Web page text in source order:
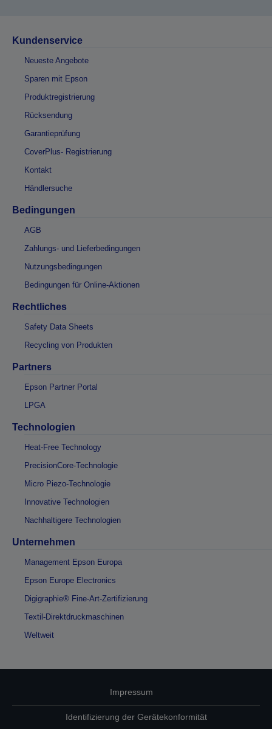
Kundenservice
Neueste Angebote
Sparen mit Epson
Produktregistrierung
Rücksendung
Garantieprüfung
CoverPlus- Registrierung
Kontakt
Händlersuche
Bedingungen
AGB
Zahlungs- und Lieferbedingungen
Nutzungsbedingungen
Bedingungen für Online-Aktionen
Rechtliches
Safety Data Sheets
Recycling von Produkten
Partners
Epson Partner Portal
LPGA
Technologien
Heat-Free Technology
PrecisionCore-Technologie
Micro Piezo-Technologie
Innovative Technologien
Nachhaltigere Technologien
Unternehmen
Management Epson Europa
Epson Europe Electronics
Digigraphie® Fine-Art-Zertifizierung
Textil-Direktdruckmaschinen
Weltweit
Impressum
Identifizierung der Gerätekonformität